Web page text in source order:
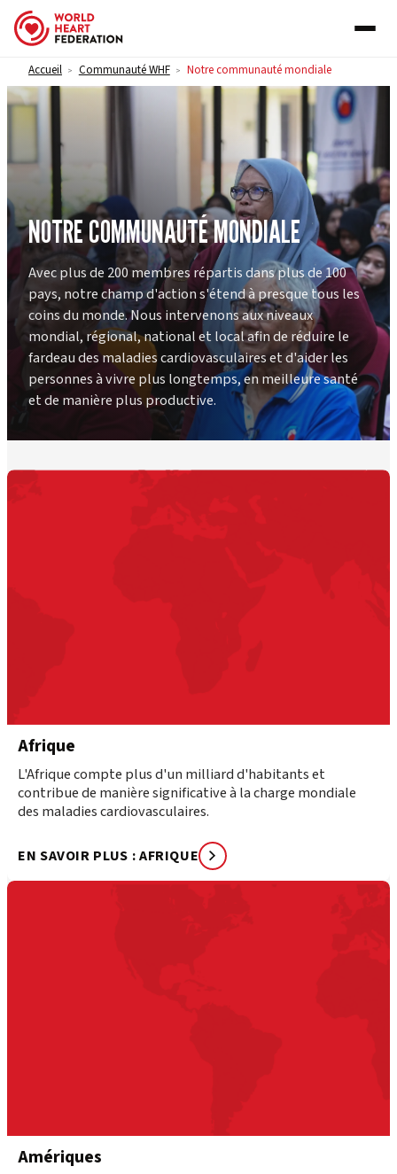
Skip to content
Accueil > Communauté WHF > Notre communauté mondiale
NOTRE COMMUNAUTÉ MONDIALE
Avec plus de 200 membres répartis dans plus de 100
pays, notre champ d'action s'étend à presque tous les
coins du monde. Nous intervenons aux niveaux
mondial, régional, national et local afin de réduire le
fardeau des maladies cardiovasculaires et d'aider les
personnes à vivre plus longtemps, en meilleure santé
et de manière plus productive.
Afrique
L'Afrique compte plus d'un milliard d'habitants et
contribue de manière significative à la charge mondiale
des maladies cardiovasculaires.
EN SAVOIR PLUS : AFRIQUE
Amériques